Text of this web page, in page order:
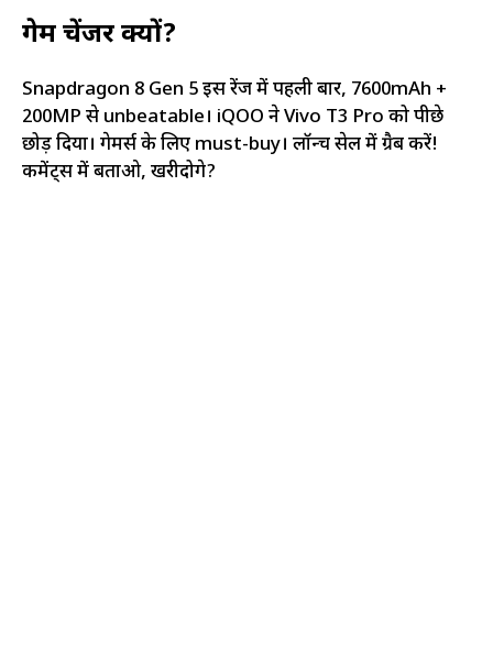
गेम चेंजर क्यों?
Snapdragon 8 Gen 5 इस रेंज में पहली बार, 7600mAh +
200MP से unbeatable। iQOO ने Vivo T3 Pro को पीछे
छोड़ दिया। गेमर्स के लिए must-buy। लॉन्च सेल में ग्रैब करें!
कमेंट्स में बताओ, खरीदोगे?